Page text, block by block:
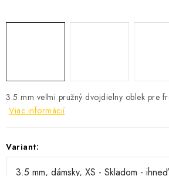
3.5 mm veľmi pružný dvojdielny oblek pre
Viac informácií
Variant: